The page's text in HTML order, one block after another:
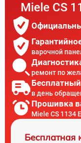
Miele CS
варочной
ремонт по
в день
Прошивка
Miele CS 1134
Бесплатная